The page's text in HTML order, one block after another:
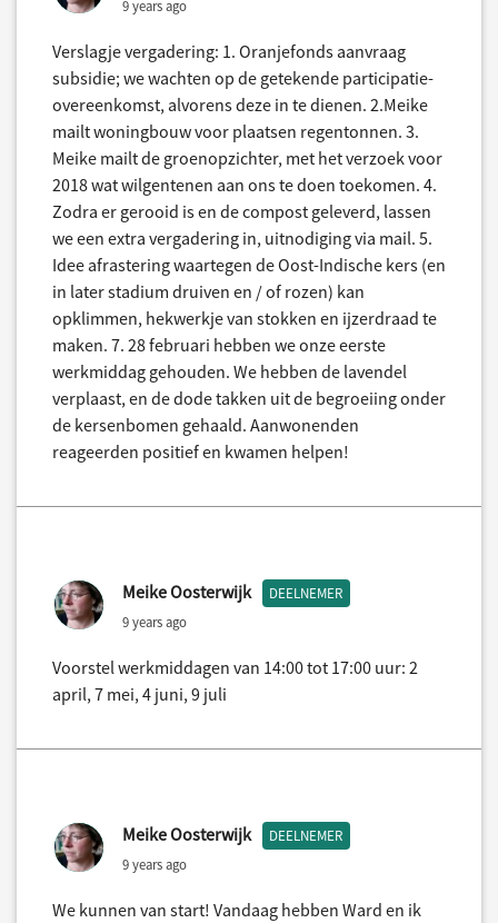
9 years ago
Verslagje vergadering: 1. Oranjefonds aanvraag
subsidie; we wachten op de getekende participatie-
overeenkomst, alvorens deze in te dienen. 2.Meike
mailt woningbouw voor plaatsen regentonnen. 3.
Meike mailt de groenopzichter, met het verzoek voor
2018 wat wilgentenen aan ons te doen toekomen. 4.
Zodra er gerooid is en de compost geleverd, lassen
we een extra vergadering in, uitnodiging via mail. 5.
Idee afrastering waartegen de Oost-Indische kers (en
in later stadium druiven en / of rozen) kan
opklimmen, hekwerkje van stokken en ijzerdraad te
maken. 7. 28 februari hebben we onze eerste
werkmiddag gehouden. We hebben de lavendel
verplaast, en de dode takken uit de begroeiing onder
de kersenbomen gehaald. Aanwonenden
reageerden positief en kwamen helpen!
Meike Oosterwijk DEELNEMER
9 years ago
Voorstel werkmiddagen van 14:00 tot 17:00 uur: 2
april, 7 mei, 4 juni, 9 juli
Meike Oosterwijk DEELNEMER
9 years ago
We kunnen van start! Vandaag hebben Ward en ik